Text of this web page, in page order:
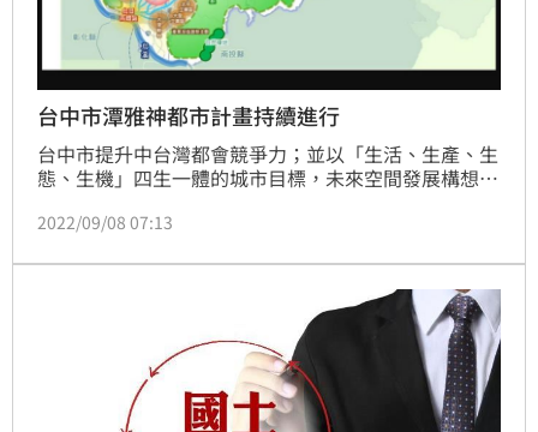
台中市潭雅神都市計畫持續進行
台中市提升中台灣都會競爭力；並以「生活、生產、生
態、生機」四生一體的城市目標，未來空間發展構想朝
大策略區、九大資源系發展。
2022/09/08 07:13